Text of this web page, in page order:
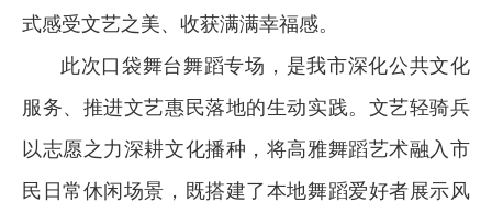
式感受文艺之美、收获满满幸福感。
此次口袋舞台舞蹈专场，是我市深化公共文化
服务、推进文艺惠民落地的生动实践。文艺轻骑兵
以志愿之力深耕文化播种，将高雅舞蹈艺术融入市
民日常休闲场景，既搭建了本地舞蹈爱好者展示风